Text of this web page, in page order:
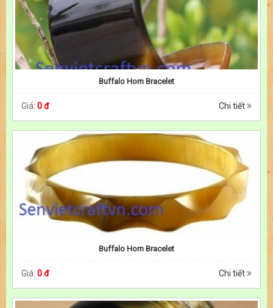
Buffalo Horn Bracelet
Giá: 0 đ Chi tiết
Buffalo Horn Bracelet
Giá: 0 đ Chi tiết